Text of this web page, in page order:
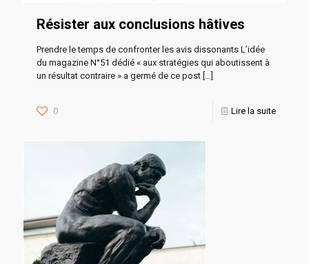
Résister aux conclusions hâtives
Prendre le temps de confronter les avis dissonants L’idée
du magazine N°51 dédié « aux stratégies qui aboutissent à
un résultat contraire » a germé de ce post
0 Lire la suite